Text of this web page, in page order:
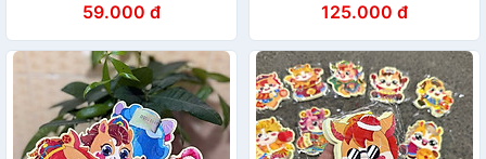
Trẻ Em, Tiền May Mắn Lễ
Tết - HÀNG CHÍNH HÃNG
MINIIN
59.000 đ 125.000 đ